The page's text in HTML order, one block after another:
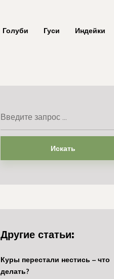
Голуби Гуси Индейки
Искать
Другие статьи:
Куры перестали нестись – что
делать?